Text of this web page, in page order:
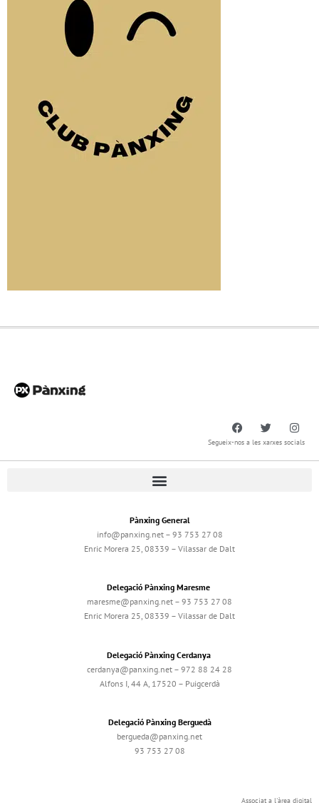
Segueix-nos a les xarxes socials
Pànxing General
info@panxing.net – 93 753 27 08
Enric Morera 25, 08339 – Vilassar de Dalt
Delegació Pànxing Maresme
maresme@panxing.net – 93 753 27 08
Enric Morera 25, 08339 – Vilassar de Dalt
Delegació Pànxing Cerdanya
cerdanya@panxing.net – 972 88 24 28
Alfons I, 44 A, 17520 – Puigcerdà
Delegació Pànxing Berguedà
bergueda@panxing.net
93 753 27 08
Associat a l'àrea digital